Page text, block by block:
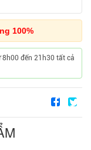
100%
8h00 đến 21h30 tất cả